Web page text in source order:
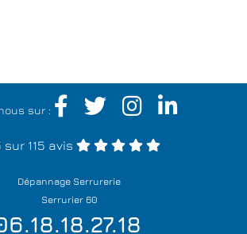
sur :
sur 115 avis
Dépannage Serrurerie
Serrurier 60